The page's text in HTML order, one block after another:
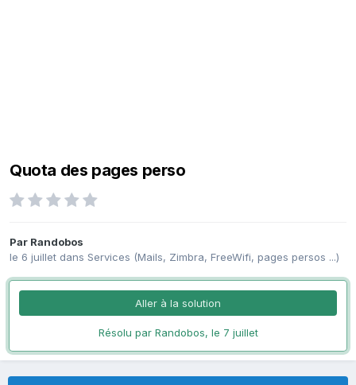
Quota des pages perso
Par Randobos
le 6 juillet dans Services (Mails, Zimbra, FreeWifi, pages persos ...)
Aller à la solution
Résolu par Randobos, le 7 juillet